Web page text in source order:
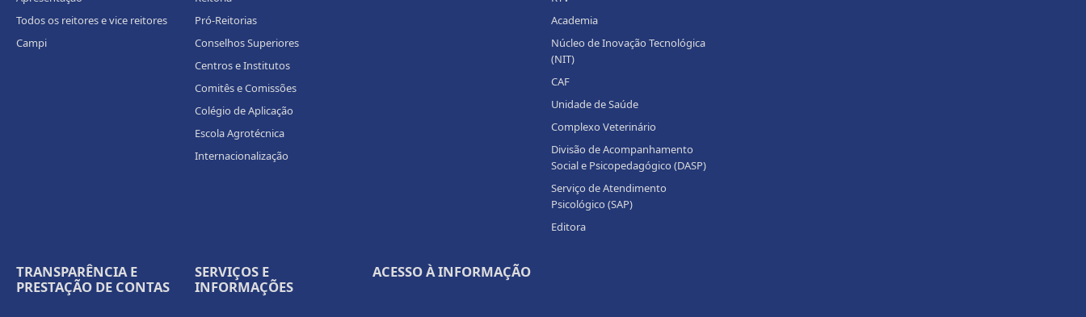
Todos os reitores e vice reitores
Campi
Pró-Reitorias
Conselhos Superiores
Centros e Institutos
Comitês e Comissões
Colégio de Aplicação
Escola Agrotécnica
Internacionalização
Academia
Núcleo de Inovação Tecnológica
(NIT)
CAF
Unidade de Saúde
Complexo Veterinário
Divisão de Acompanhamento
Social e Psicopedagógico (DASP)
Serviço de Atendimento
Psicológico (SAP)
Editora
TRANSPARÊNCIA E
PRESTAÇÃO DE CONTAS
SERVIÇOS E
INFORMAÇÕES
ACESSO À INFORMAÇÃO